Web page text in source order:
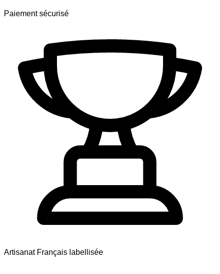
Paiement sécurisé
Artisanat Français labellisée